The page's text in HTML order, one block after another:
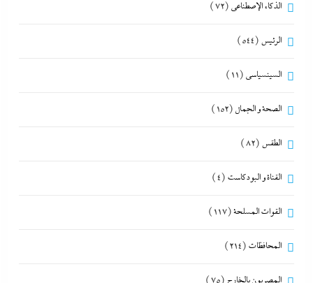
الذكاء الإصطناعي (72)
الرئيس (544)
السينسياسي (11)
الصحة و الجمال (152)
الطقس (82)
القناة و البودكاست (4)
القوات المسلحة(117)
المحافظات (214)